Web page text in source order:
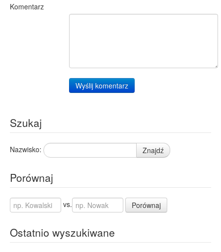
Komentarz
Wyślij komentarz
Szukaj
Nazwisko: Znajdź
Porównaj
vs. Porównaj
Ostatnio wyszukiwane